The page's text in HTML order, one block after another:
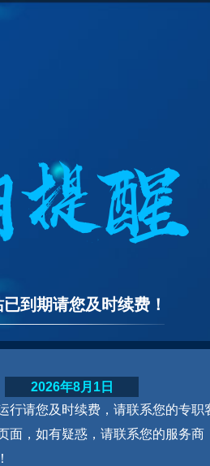
到期请您及时续费！
行请您及时续费，请联系您的专职
面，如有疑惑，请联系您的服务商
2026年8月1日